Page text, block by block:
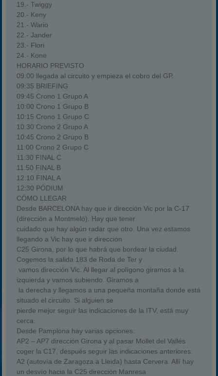
19.- Twiggy
20.- Keny
21.- Wario
22.- Jander
23.- Flori
24.- Kone
HORARIO PREVISTO
09:00 llegada al circuito y empieza el cobro del GP.
09:35 BRIEFING
09:45 Crono 1 Grupo A
10:00 Crono 1 Grupo B
10:15 Crono 1 Grupo C
10:30 Crono 2 Grupo A
10:45 Crono 2 Grupo B
11:00 Crono 2 Grupo C
11:30 FINAL C
11:50 FINAL B
12:10 FINAL A
12:30 PÓDIUM
CÓMO LLEGAR
Desde BARCELONA hay que ir dirección Vic por la C-17
(dirección a Montmeló). Hay que tener
cuidado que hay algún radar que otro. Una vez estamos
llegando a Vic hay que ir dirección
C25 Girona, por lo que habrá que bordear la ciudad.
Cogemos la salida 183 de Roda de Ter y
vamos dirección Vic. Al llegar al polígono giramos a la
izquierda y vamos subiendo. Giramos a
la derecha y llegamos a una pequeña montaña donde está
situado el circuito. Si alguien se
pierde mejor seguir las indicaciones de la ITV, está muy
cerca.
Desde Pamplona hay varias opciones:
AP2 – AP7 dirección Girona y al pasar Mollet del Vallés
coger la C17, después seguir las indicaciones anteriores.
A2 (autovía de Zaragoza a Lleida) hasta Cervera. Allí hay
un desvío hacia la C25 dirección Manresa